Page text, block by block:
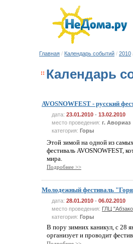
Главная / Календарь событий / 2010
Календарь
AVOSNOWFEST - русский
дата: 23.01.2010 - 13.02.2010
место проведения: г. Авориаз
категория: Горы
Этой зимой на одной из
фестиваль AVOSNOWFEST,
мира.
Подробнее >>
Молодежный фестиваль
дата: 28.01.2010 - 06.02.2010
место проведения: ГЛЦ
категория: Горы
В пору зимних каникул, с 28
организует и проводит